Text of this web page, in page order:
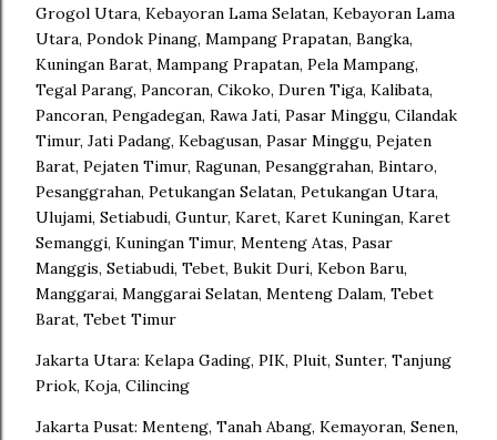
Grogol Utara, Kebayoran Lama Selatan, Kebayoran Lama
Utara, Pondok Pinang, Mampang Prapatan, Bangka,
Kuningan Barat, Mampang Prapatan, Pela Mampang,
Tegal Parang, Pancoran, Cikoko, Duren Tiga, Kalibata,
Pancoran, Pengadegan, Rawa Jati, Pasar Minggu, Cilandak
Timur, Jati Padang, Kebagusan, Pasar Minggu, Pejaten
Barat, Pejaten Timur, Ragunan, Pesanggrahan, Bintaro,
Pesanggrahan, Petukangan Selatan, Petukangan Utara,
Ulujami, Setiabudi, Guntur, Karet, Karet Kuningan, Karet
Semanggi, Kuningan Timur, Menteng Atas, Pasar
Manggis, Setiabudi, Tebet, Bukit Duri, Kebon Baru,
Manggarai, Manggarai Selatan, Menteng Dalam, Tebet
Barat, Tebet Timur
Jakarta Utara: Kelapa Gading, PIK, Pluit, Sunter, Tanjung
Priok, Koja, Cilincing
Jakarta Pusat: Menteng, Tanah Abang, Kemayoran, Senen,